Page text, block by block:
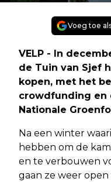
Voeg toe
VELP - In
de Tuin van Sjef
kopen, met het
crowdfunding en
Nationale
Na een winter
hebben om de
en te verbouwen
gaan ze weer